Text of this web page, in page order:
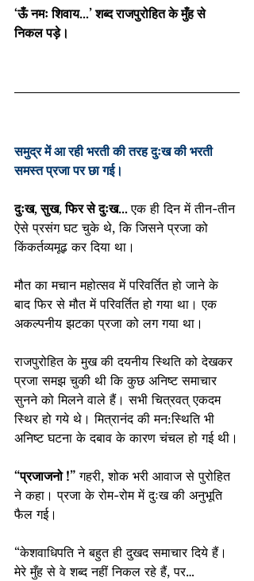
‘ऊँ नमः शिवाय…’ शब्द राजपुरोहित के मुँह से
निकल पड़े।
समुद्र में आ रही भरती की तरह दुःख की भरती
समस्त प्रजा पर छा गई।
दुःख, सुख, फिर से दुःख… एक ही दिन में तीन-तीन
ऐसे प्रसंग घट चुके थे, कि जिसने प्रजा को
किंकर्तव्यमूढ़ कर दिया था।
मौत का मचान महोत्सव में परिवर्तित हो जाने के
बाद फिर से मौत में परिवर्तित हो गया था। एक
अकल्पनीय झटका प्रजा को लग गया था।
राजपुरोहित के मुख की दयनीय स्थिति को देखकर
प्रजा समझ चुकी थी कि कुछ अनिष्ट समाचार
सुनने को मिलने वाले हैं। सभी चित्रवत् एकदम
स्थिर हो गये थे। मित्रानंद की मन:स्थिति भी
अनिष्ट घटना के दबाव के कारण चंचल हो गई थी।
“प्रजाजनो !” गहरी, शोक भरी आवाज से पुरोहित
ने कहा। प्रजा के रोम-रोम में दुःख की अनुभूति
फैल गई।
“केशवाधिपति ने बहुत ही दुखद समाचार दिये हैं।
मेरे मुँह से वे शब्द नहीं निकल रहे हैं, पर…